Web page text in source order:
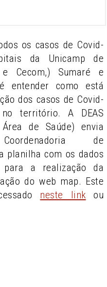
os casos de Covid-
da Unicamp de
Cecom,) Sumaré e
entender como está
dos casos de Covid-
território. A DEAS
de Saúde) envia
de
planilha com os dados
a realização da
do web map. Este
neste link ou